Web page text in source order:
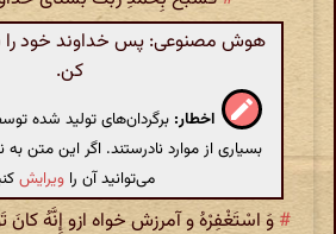
هوش مصنوعی: پس خداوند خود را
کن.
اخطار: برگردان‌های تولید شده
بسیاری از موارد نادرستند. اگر این متن
می‌توانید آن را ویرایش
#